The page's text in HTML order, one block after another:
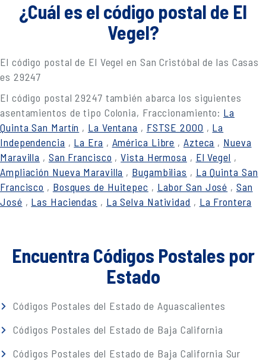
¿Cuál es el código postal de El
Vegel?
El código postal de El Vegel en San Cristóbal de las Casas
es 29247
El código postal 29247 también abarca los siguientes
asentamientos de tipo Colonia, Fraccionamiento: La
Quinta San Martín , La Ventana , FSTSE 2000 , La
Independencia , La Era , América Libre , Azteca , Nueva
Maravilla , San Francisco ,Vista Hermosa , El Vegel ,
Ampliación Nueva Maravilla , Bugambilias , La Quinta San
Francisco , Bosques de Huitepec , Labor San José , San
José , Las Haciendas , La Selva Natividad , La Frontera
Encuentra Códigos Postales por
Estado
Códigos Postales del Estado de Aguascalientes
Códigos Postales del Estado de Baja California
Códigos Postales del Estado de Baja California Sur